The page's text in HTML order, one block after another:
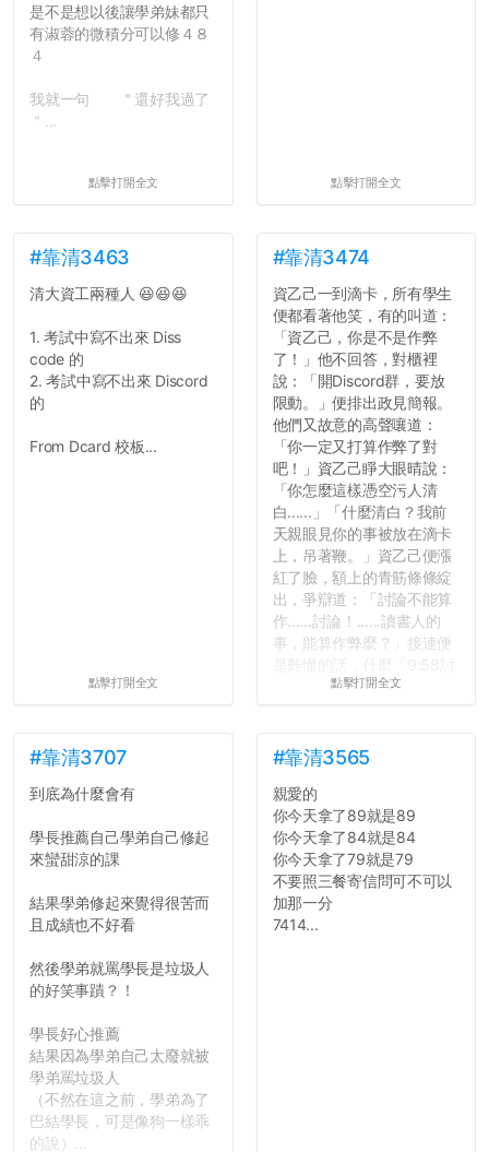
是不是想以後讓學弟妹都只
有淑蓉的微積分可以修４８
４
我就一句 ＂還好我過了
＂...
點擊打開全文 點擊打開全文
#靠清3463
清大資工兩種人 😆😆😆
1. 考試中寫不出來 Diss
code 的
2. 考試中寫不出來 Discord
的
From Dcard 校板...
點擊打開全文
#靠清3474
資乙己一到滴卡，所有學生
便都看著他笑，有的叫道：
「資乙己，你是不是作弊
了！」他不回答，對櫃裡
說：「開Discord群，要放
限動。」便排出政見簡報。
他們又故意的高聲嚷道：
「你一定又打算作弊了對
吧！」資乙己睜大眼晴說：
「你怎麼這樣憑空污人清
白......」「什麼清白？我前
天親眼見你的事被放在滴卡
上，吊著鞭。」資乙己便漲
紅了臉，額上的青筋條條綻
出，爭辯道：「討論不能算
作......討論！......讀書人的
事，能算作弊麼？」接連便
論考題難度」，什麼「名譽
的空氣。...
點擊打開全文
#靠清3707
到底為什麼會有
學長推薦自己學弟自己修起
來蠻甜涼的課
結果學弟修起來覺得很苦而
且成績也不好看
然後學弟就罵學長是垃圾人
的好笑事蹟？！
學長好心推薦
結果因為學弟自己太廢就被
學弟罵垃圾人
（不然在這之前，學弟為了
巴結學長，可是像狗一樣乖
的說）...
#靠清3565
親愛的
你今天拿了89就是89
你今天拿了84就是84
你今天拿了79就是79
不要照三餐寄信問可不可以
加那一分
7414...